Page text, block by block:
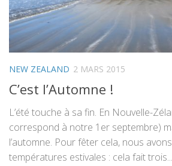
NEW ZEALAND 2 MARS 2015
C’est l’Automne !
L’été touche à sa fin. En Nouvelle-
correspond à notre 1er septembre)
l’automne. Pour fêter cela, nous
températures estivales : cela fait trois...